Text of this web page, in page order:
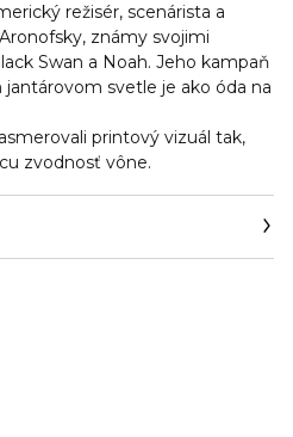
režisér, scenárista a
známy svojimi
Swan a Noah. Jeho kampaň
svetle je ako óda na
printový vizuál tak,
zvodnosť vône.